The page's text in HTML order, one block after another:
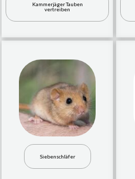
Kammerjäger Tauben
vertreiben
Siebenschläfer